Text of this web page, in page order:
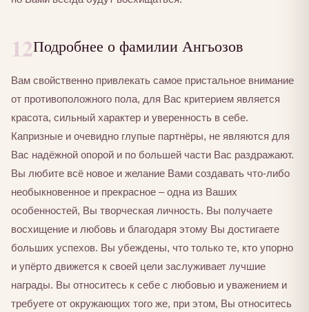
12Подробнее о фамилии Ангьозов
Вам свойственно привлекать самое пристальное внимание
от противоположного пола, для Вас критерием является
красота, сильный характер и уверенность в себе.
Капризные и очевидно глупые партнёры, не являются для
Вас надёжной опорой и по большей части Вас раздражают.
Вы любите всё новое и желание Вами создавать что-либо
необыкновенное и прекрасное – одна из Ваших
особенностей, Вы творческая личность. Вы получаете
восхищение и любовь и благодаря этому Вы достигаете
больших успехов. Вы убеждены, что только те, кто упорно
и упёрто движется к своей цели заслуживает лучшие
награды. Вы относитесь к себе с любовью и уважением и
требуете от окружающих того же, при этом, Вы относитесь